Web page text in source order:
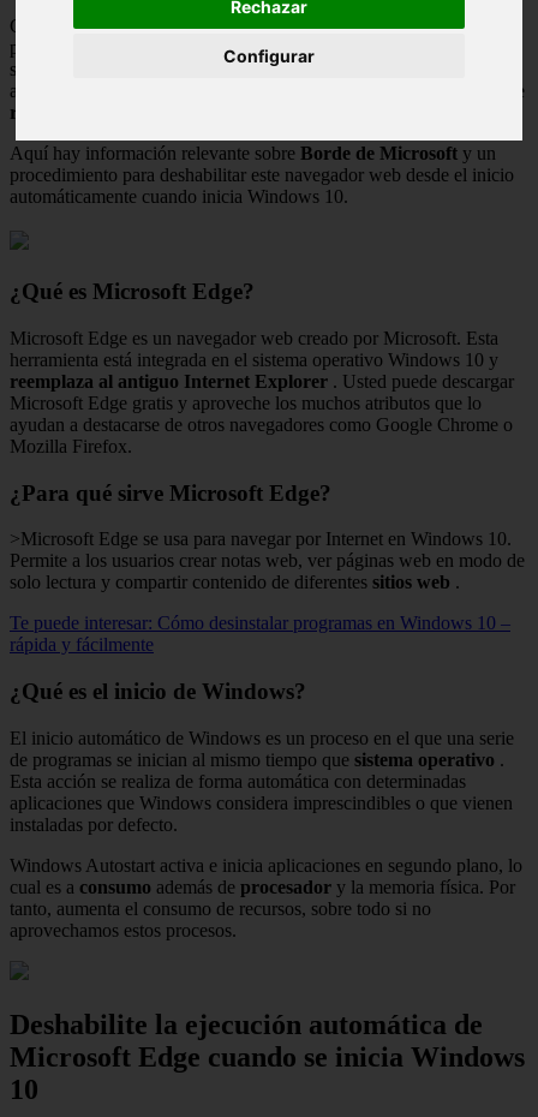
Rechazar
Configurar
Cuando Microsoft Edge deja de ser nuestro navegador web
predeterminado, puede volverse molesto e innecesario para nuestro
sistema. Sin embargo, dado que el sistema configura
automáticamente esta aplicación, debemos deshabilitar el proceso de
redactor del registro
Aquí hay información relevante sobre Borde de Microsoft y un
procedimiento para deshabilitar este navegador web desde el inicio
automáticamente cuando inicia Windows 10.
¿Qué es Microsoft Edge?
Microsoft Edge es un navegador web creado por Microsoft. Esta
herramienta está integrada en el sistema operativo Windows 10 y
reemplaza al antiguo Internet Explorer . Usted puede descargar
Microsoft Edge gratis y aproveche los muchos atributos que lo
ayudan a destacarse de otros navegadores como Google Chrome o
Mozilla Firefox.
¿Para qué sirve Microsoft Edge?
>Microsoft Edge se usa para navegar por Internet en Windows 10.
Permite a los usuarios crear notas web, ver páginas web en modo de
solo lectura y compartir contenido de diferentes sitios web .
Te puede interesar: Cómo desinstalar programas en Windows 10 –
rápida y fácilmente
¿Qué es el inicio de Windows?
El inicio automático de Windows es un proceso en el que una serie
de programas se inician al mismo tiempo que sistema operativo .
Esta acción se realiza de forma automática con determinadas
aplicaciones que Windows considera imprescindibles o que vienen
instaladas por defecto.
Windows Autostart activa e inicia aplicaciones en segundo plano, lo
cual es a consumo además de procesador y la memoria física. Por
tanto, aumenta el consumo de recursos, sobre todo si no
aprovechamos estos procesos.
Deshabilite la ejecución automática de
Microsoft Edge cuando se inicia Windows
10